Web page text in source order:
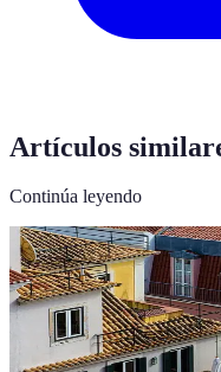
Artículos
Continúa leyendo